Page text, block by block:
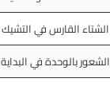
الشتاء القارس في التشيك
الشعور بالوحدة في البداية